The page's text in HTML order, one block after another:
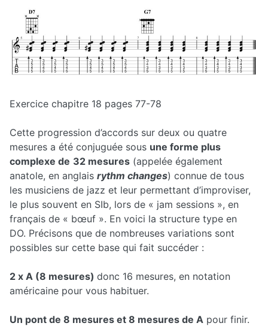
Exercice chapitre 18 pages 77-78
Cette progression d’accords sur deux ou quatre
mesures a été conjuguée sous une forme plus
complexe de 32 mesures (appelée également
anatole, en anglais rythm changes) connue de tous
les musiciens de jazz et leur permettant d’improviser,
le plus souvent en SIb, lors de « jam sessions », en
français de « bœuf ». En voici la structure type en
DO. Précisons que de nombreuses variations sont
possibles sur cette base qui fait succéder :
2 x A (8 mesures) donc 16 mesures, en notation
américaine pour vous habituer.
Un pont de 8 mesures et 8 mesures de A pour finir.